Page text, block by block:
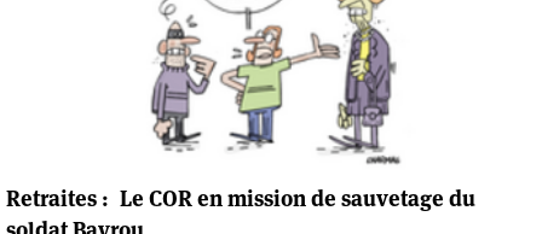
Retraites : Le COR en mission de sauvetage du